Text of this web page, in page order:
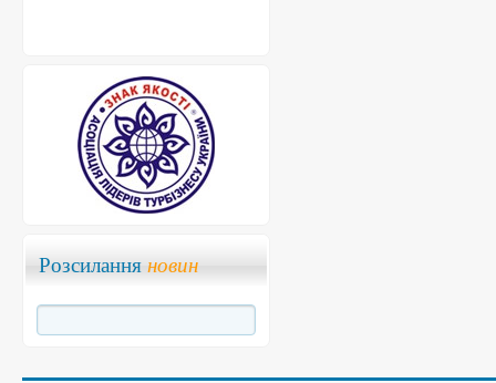
Розсилання новин